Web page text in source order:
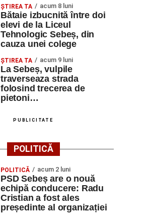
ŞTIREA TA acum 8 luni
Bătaie izbucnită între doi
elevi de la Liceul
Tehnologic Sebeș, din
cauza unei colege
ŞTIREA TA acum 9 luni
La Sebeș, vulpile
traverseaza strada
folosind trecerea de
pietoni…
PUBLICITATE
POLITICĂ
POLITICĂ acum 2 luni
PSD Sebeș are o nouă
echipă conducere: Radu
Cristian a fost ales
președinte al organizației